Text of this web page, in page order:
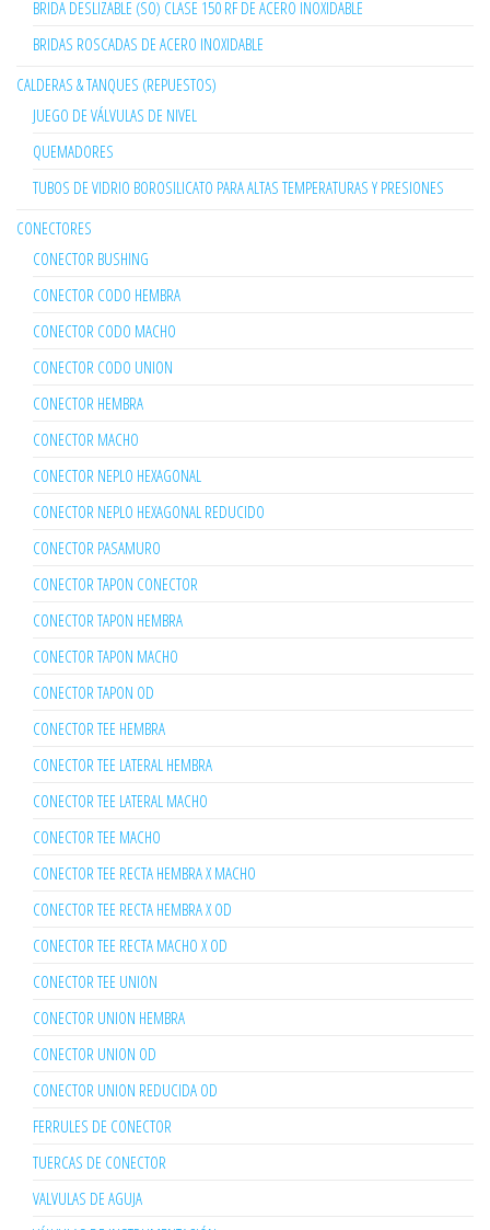
BRIDA DESLIZABLE (SO) CLASE 150 RF DE ACERO INOXIDABLE
BRIDAS ROSCADAS DE ACERO INOXIDABLE
CALDERAS & TANQUES (REPUESTOS)
JUEGO DE VÁLVULAS DE NIVEL
QUEMADORES
TUBOS DE VIDRIO BOROSILICATO PARA ALTAS TEMPERATURAS Y PRESIONES
CONECTORES
CONECTOR BUSHING
CONECTOR CODO HEMBRA
CONECTOR CODO MACHO
CONECTOR CODO UNION
CONECTOR HEMBRA
CONECTOR MACHO
CONECTOR NEPLO HEXAGONAL
CONECTOR NEPLO HEXAGONAL REDUCIDO
CONECTOR PASAMURO
CONECTOR TAPON CONECTOR
CONECTOR TAPON HEMBRA
CONECTOR TAPON MACHO
CONECTOR TAPON OD
CONECTOR TEE HEMBRA
CONECTOR TEE LATERAL HEMBRA
CONECTOR TEE LATERAL MACHO
CONECTOR TEE MACHO
CONECTOR TEE RECTA HEMBRA X MACHO
CONECTOR TEE RECTA HEMBRA X OD
CONECTOR TEE RECTA MACHO X OD
CONECTOR TEE UNION
CONECTOR UNION HEMBRA
CONECTOR UNION OD
CONECTOR UNION REDUCIDA OD
FERRULES DE CONECTOR
TUERCAS DE CONECTOR
VALVULAS DE AGUJA